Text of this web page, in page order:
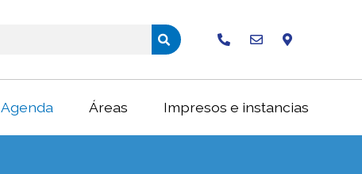
Agenda Áreas Impresos e instancias